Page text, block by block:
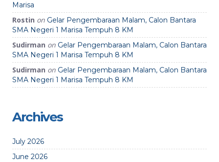
Marisa
Rostin on Gelar Pengembaraan Malam, Calon Bantara
SMA Negeri 1 Marisa Tempuh 8 KM
Sudirman on Gelar Pengembaraan Malam, Calon Bantara
SMA Negeri 1 Marisa Tempuh 8 KM
Sudirman on Gelar Pengembaraan Malam, Calon Bantara
SMA Negeri 1 Marisa Tempuh 8 KM
Archives
July 2026
June 2026